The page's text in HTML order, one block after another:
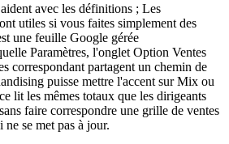
avec les définitions ; Les
utiles si vous faites simplement des
une feuille Google gérée
Paramètres, l'onglet Option Ventes
correspondant partagent un chemin de
puisse mettre l'accent surMix ou
lit les mêmes totaux que les dirigeants
faire correspondre une grille de ventes
se met pas à jour.